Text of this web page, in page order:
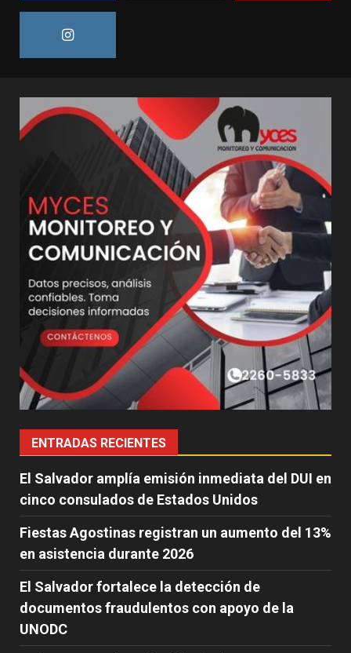
ENTRADAS RECIENTES
El Salvador amplía emisión inmediata del DUI en
cinco consulados de Estados Unidos
Fiestas Agostinas registran un aumento del 13%
en asistencia durante 2026
El Salvador fortalece la detección de
documentos fraudulentos con apoyo de la
UNODC